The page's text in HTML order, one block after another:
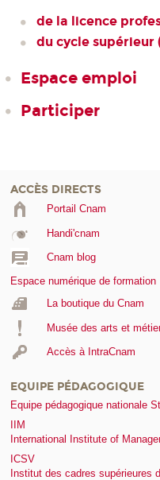
de la licence
du cycle supérieur
Espace emploi
Participer
ACCÈS DIRECTS
Portail Cnam
Handi'cnam
Cnam blog
Espace numérique de formation
La boutique du Cnam
Musée des arts et
Accès à IntraCnam
EQUIPE PÉDAGOGIQUE
Equipe pédagogique nationale
IIM
International Institute of
ICSV
Institut des cadres supérieures